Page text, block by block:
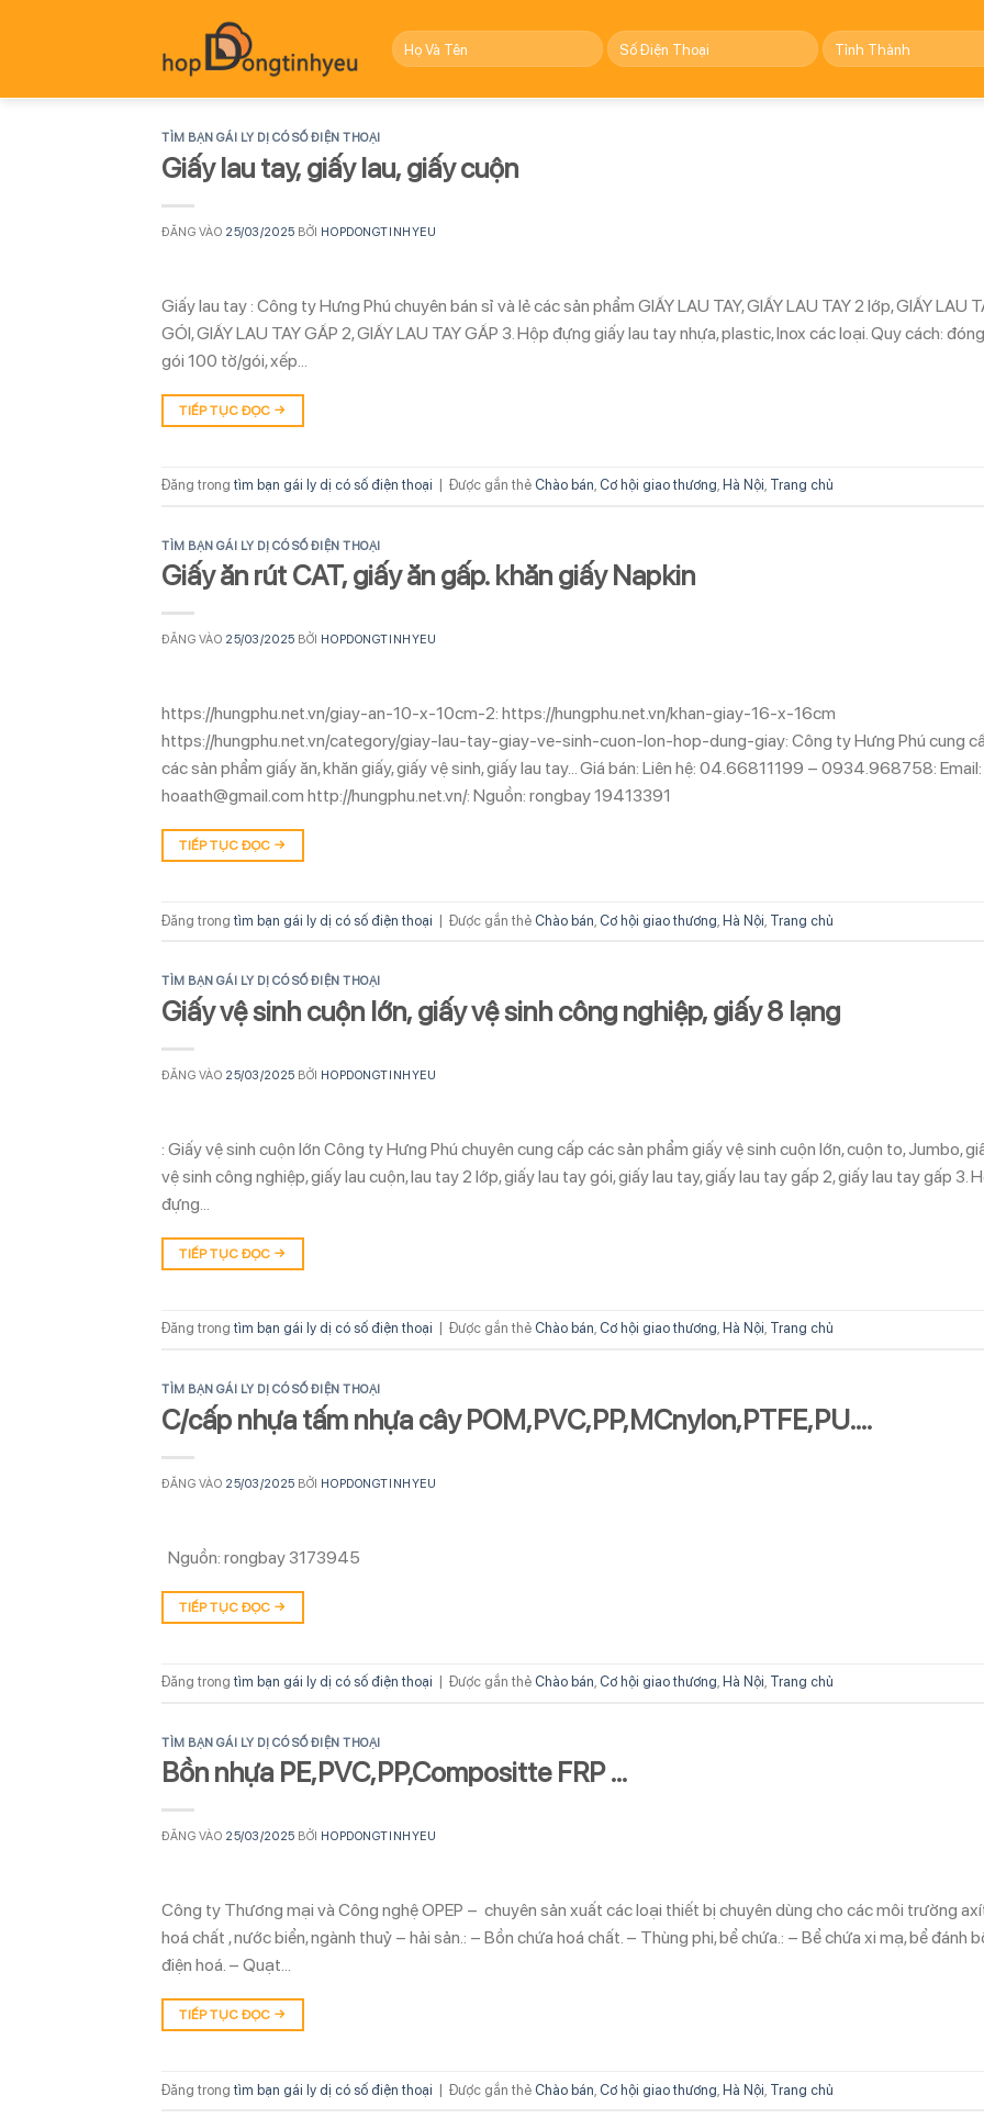
dung
TÌM BẠN GÁI LY DỊ CÓ SỐ ĐIỆN THOẠI
Giấy lau tay, giấy lau, giấy cuộn
ĐĂNG VÀO 25/03/2025 BỞI HOPDONGTINHYEU
Giấy lau tay : Công ty Hưng Phú chuyên bán sỉ và lẻ các sản phẩm GIẤY LAU TAY, GIẤY LAU TAY 2 lớp, GIẤY LAU
GÓI, GIẤY LAU TAY GẤP 2, GIẤY LAU TAY GẤP 3. Hộp đựng giấy lau tay nhựa, plastic, Inox các loại. Quy cách: đóng
gói 100 tờ/gói, xếp…
TIẾP TỤC ĐỌC →
Đăng trong tìm bạn gái ly dị có số điện thoại Được gắn thẻ Chào bán Cơ hội giao thương Hà Nội Trang chủ
TÌM BẠN GÁI LY DỊ CÓ SỐ ĐIỆN THOẠI
Giấy ăn rút CAT, giấy ăn gấp. khăn giấy Napkin
ĐĂNG VÀO 25/03/2025 BỞI HOPDONGTINHYEU
https://hungphu.net.vn/giay-an-10-x-10cm-2: https://hungphu.net.vn/khan-giay-16-x-16cm
https://hungphu.net.vn/category/giay-lau-tay-giay-ve-sinh-cuon-lon-hop-dung-giay: Công ty Hưng Phú cung
các sản phẩm giấy ăn, khăn giấy, giấy vệ sinh, giấy lau tay… Giá bán: Liên hệ: 04.66811199 – 0934.968758: Email:
hoaath@gmail.com http://hungphu.net.vn/: Nguồn: rongbay 19413391
TIẾP TỤC ĐỌC →
Đăng trong tìm bạn gái ly dị có số điện thoại | Được gắn thẻ Chào bán Cơ hội giao thương Hà Nội Trang chủ
TÌM BẠN GÁI LY DỊ CÓ SỐ ĐIỆN THOẠI
Giấy vệ sinh cuộn lớn, giấy vệ sinh công nghiệp, giấy 8 lạng
ĐĂNG VÀO 25/03/2025 BỞI HOPDONGTINHYEU
: Giấy vệ sinh cuộn lớn Công ty Hưng Phú chuyên cung cấp các sản phẩm giấy vệ sinh cuộn lớn, cuộn to, Jumbo,
vệ sinh công nghiệp, giấy lau cuộn, lau tay 2 lớp, giấy lau tay gói, giấy lau tay, giấy lau tay gấp 2, giấy lau tay gấp 3.
đựng…
TIẾP TỤC ĐỌC →
Đăng trong tìm bạn gái ly dị có số điện thoại Được gắn thẻ Chào bán, Cơ hội giao thương, Hà Nội, Trang chủ
TÌM BẠN GÁI LY DỊ CÓ SỐ ĐIỆN THOẠI
C/cấp nhựa tấm nhựa cây POM,PVC,PP,MCnylon,PTFE,PU….
ĐĂNG VÀO 25/03/2025 BỞI HOPDONGTINHYEU
Nguồn: rongbay 3173945
TIẾP TỤC ĐỌC →
Đăng trong tìm bạn gái ly dị có số điện thoại Được gắn thẻ Chào bán Cơ hội giao thương Hà Nội Trang chủ
TÌM BẠN GÁI LY DỊ CÓ SỐ ĐIỆN THOẠI
Bồn nhựa PE,PVC,PP,Compositte FRP …
ĐĂNG VÀO 25/03/2025 BỞI HOPDONGTINHYEU
Công ty Thương mại và Công nghệ OPEP – chuyên sản xuất các loại thiết bị chuyên dùng cho các môi trường
hoá chất , nước biển, ngành thuỷ – hải sản.: – Bồn chứa hoá chất. – Thùng phi, bể chứa.: – Bể chứa xi mạ, bể đánh
điện hoá. – Quạt…
TIẾP TỤC ĐỌC →
Đăng trong tìm bạn gái ly dị có số điện thoại | Được gắn thẻ Chào bán Cơ hội giao thương Hà Nội Trang chủ